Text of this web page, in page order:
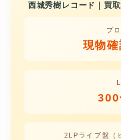
西城秀樹レコード｜買
プ
現物
300
2LPライブ盤（